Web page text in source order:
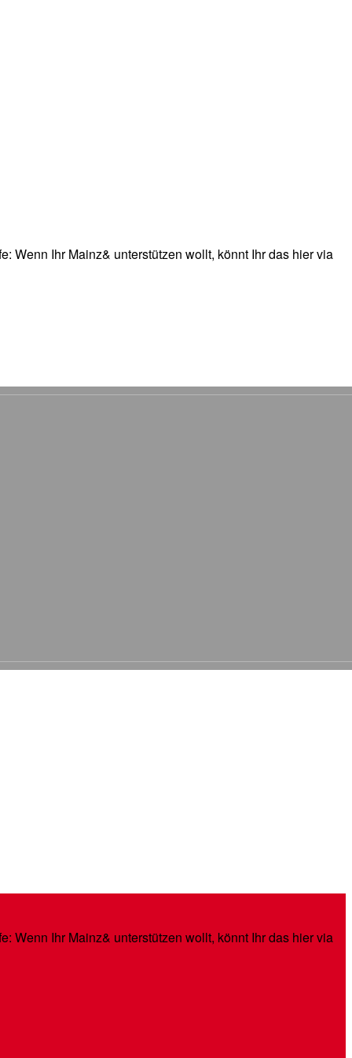
Wenn Ihr Mainz& unterstützen wollt, könnt Ihr das hier via
Wenn Ihr Mainz& unterstützen wollt, könnt Ihr das hier via